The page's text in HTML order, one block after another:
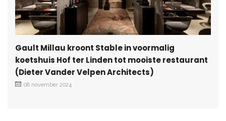
Gault Millau kroont Stable in voormalig
koetshuis Hof ter Linden tot mooiste restaurant
(Dieter Vander Velpen Architects)
08 november 2024